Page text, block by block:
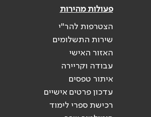
פעולות מהירות
הצטרפות להר"י
שירות התשלומים
האזור האישי
עבודה וקריירה
איתור טפסים
עדכון פרטים אישיים
רכישת ספרי לימוד